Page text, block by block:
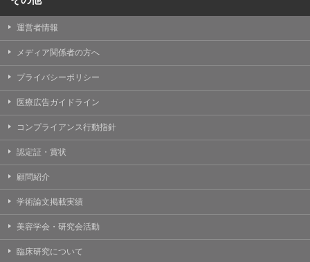
運営者情報
メディア関係者の方へ
プライバシーポリシー
医療広告ガイドライン
コンプライアンス行動指針
認定証・賞状
顧問紹介
学術論文掲載実績
美容学会・研究会活動
臨床研究について